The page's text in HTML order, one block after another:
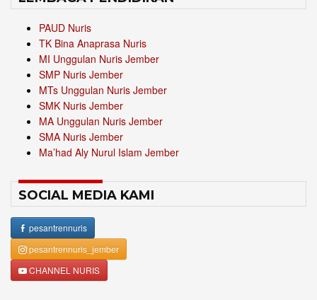
PAUD Nuris
TK Bina Anaprasa Nuris
MI Unggulan Nuris Jember
SMP Nuris Jember
MTs Unggulan Nuris Jember
SMK Nuris Jember
MA Unggulan Nuris Jember
SMA Nuris Jember
Ma’had Aly Nurul Islam Jember
SOCIAL MEDIA KAMI
pesantrennuris
pesantrennuris_jember
CHANNEL NURIS